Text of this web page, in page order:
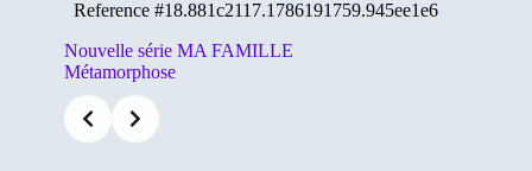
Nouvelle série MA FAMILLE
Métamorphose
Slide 1 of 6